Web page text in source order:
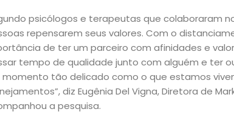
psicólogos e terapeutas que colaboraram
repensarem seus valores. Com o
de ter um parceiro com afinidades e
tempo de qualidade junto com alguém e ter
momento tão delicado como o que estamos
diz Eugênia Del Vigna, Diretora de
a pesquisa.